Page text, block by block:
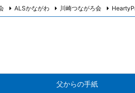
父からの手紙
ALSかながわ 川崎つながろ会